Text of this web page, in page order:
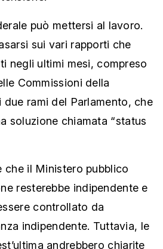
può mettersi al lavoro.
sui vari rapporti che
negli ultimi mesi, compreso
Commissioni della
rami del Parlamento, che
soluzione chiamata “status
che il Ministero pubblico
resterebbe indipendente e
controllato da
indipendente. Tuttavia, le
andrebbero chiarite